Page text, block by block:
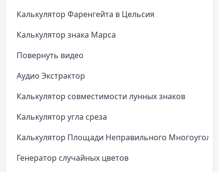
Калькулятор Фаренгейта в Цельсия
Калькулятор знака Марса
Повернуть видео
Аудио Экстрактор
Калькулятор совместимости лунных знаков
Калькулятор угла среза
Калькулятор Площади Неправильного
Генератор случайных цветов